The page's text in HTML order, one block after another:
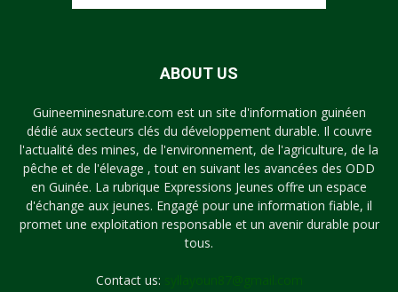
ABOUT US
Guineeminesnature.com est un site d'information guinéen
dédié aux secteurs clés du développement durable. Il couvre
l'actualité des mines, de l'environnement, de l'agriculture, de la
pêche et de l'élevage , tout en suivant les avancées des ODD
en Guinée. La rubrique Expressions Jeunes offre un espace
d'échange aux jeunes. Engagé pour une information fiable, il
promet une exploitation responsable et un avenir durable pour
tous.
Contact us: